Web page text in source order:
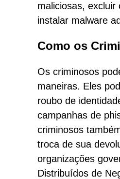
maliciosas,
instalar malware
Como os
Os criminosos
maneiras. Eles
roubo de
campanhas de
criminosos
troca de sua
organizações
Distribuídos de